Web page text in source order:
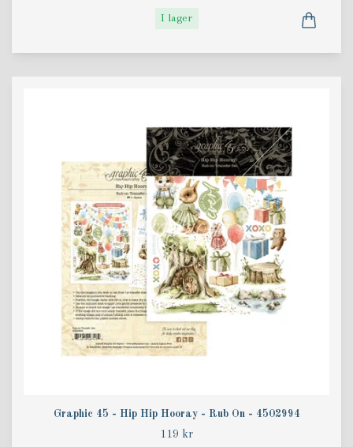
I lager
Graphic 45 - Hip Hip Hooray - Rub On - 4502994
119 kr